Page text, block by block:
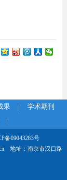
果 |
学术期刊
|
备09043283号
地址：南京市汉口路